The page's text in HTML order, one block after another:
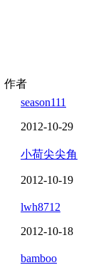
作者
season111
2012-10-29
小荷尖尖角
2012-10-19
lwh8712
2012-10-18
bamboo